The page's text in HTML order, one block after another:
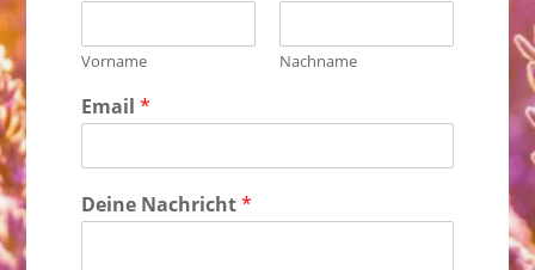
Vorname Nachname
Email*
Deine Nachricht*